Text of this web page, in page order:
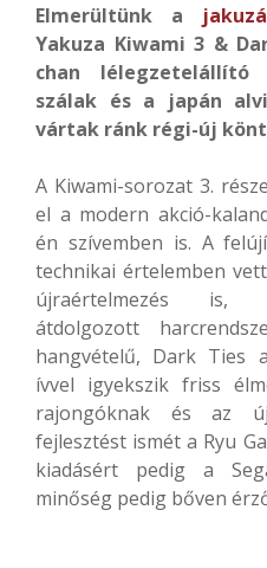
Elmerültünk a
Yakuza Kiwami 3 &
chan
szálak és a japán
vártak ránk régi-új
A Kiwami-sorozat 3.
el a modern akció-
én szívemben is. A
technikai értelemben
újraértelmezés is,
átdolgozott
hangvételű, Dark Ties
ívvel igyekszik friss
rajongóknak és az
fejlesztést ismét a Ryu
kiadásért pedig a
minőség pedig bőven